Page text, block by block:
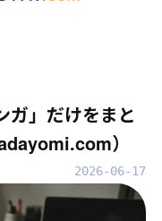
ガ」だけをまと
）
2026-06-17